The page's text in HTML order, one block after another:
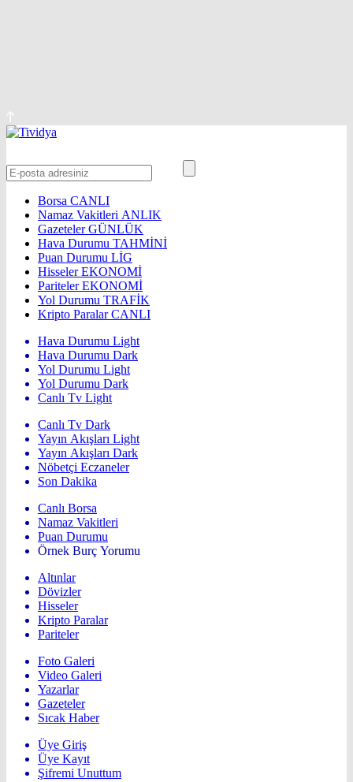
Borsa CANLI
Namaz Vakitleri ANLIK
GazetelerGÜNLÜK
Hava Durumu TAHMİNİ
Puan Durumu LİG
HisselerEKONOMİ
ParitelerEKONOMİ
Yol Durumu TRAFİK
Kripto ParalarCANLI
Hava Durumu Light
Hava Durumu Dark
Yol Durumu Light
Yol Durumu Dark
Canlı Tv Light
Canlı Tv Dark
Yayın Akışları Light
Yayın Akışları Dark
Nöbetçi Eczaneler
Son Dakika
Canlı Borsa
Namaz Vakitleri
Puan Durumu
Örnek Burç Yorumu
Altınlar
Dövizler
Hisseler
Kripto Paralar
Pariteler
Foto Galeri
Video Galeri
Yazarlar
Gazeteler
Sıcak Haber
Üye Giriş
Üye Kayıt
Şifremi Unuttum